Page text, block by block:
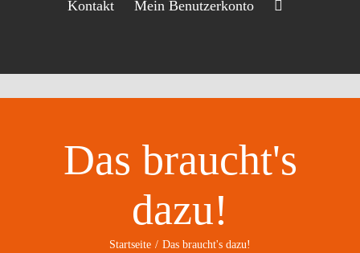
Kontakt Mein Benutzerkonto
Das braucht's
dazu!
Startseite Das braucht's dazu!